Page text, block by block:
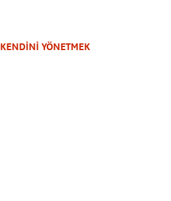
KENDİNİ YÖNETMEK